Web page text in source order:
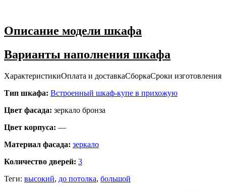
Описание модели шкафа
Варианты наполнения шкафа
ХарактеристикиОплата и доставкаСборкаСроки изготовления
Тип шкафа: Встроенный шкаф-купе в прихожую
Цвет фасада: зеркало бронза
Цвет корпуса: —
Материал фасада: зеркало
Количество дверей: 3
Теги: высокий, до потолка, большой